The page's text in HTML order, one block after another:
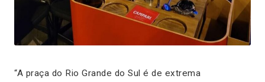
“A praça do Rio Grande do Sul é de extrema